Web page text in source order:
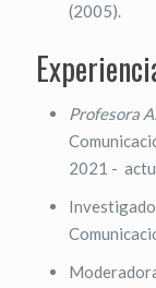
(2005).
Profesora
2021 -